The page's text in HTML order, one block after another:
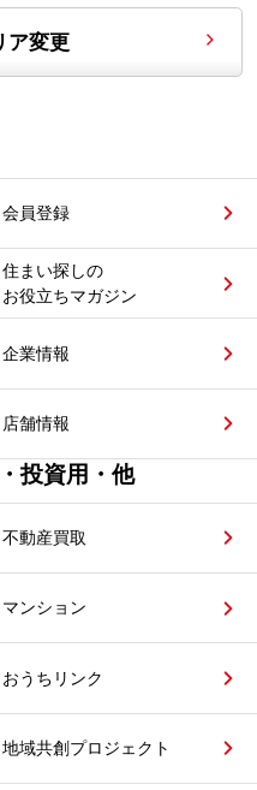
ア変更
会員登録
住まい探しの
お役立ちマガジン
企業情報
店舗情報
投資用・他
不動産買取
マンション
おうちリンク
地域共創プロジェクト